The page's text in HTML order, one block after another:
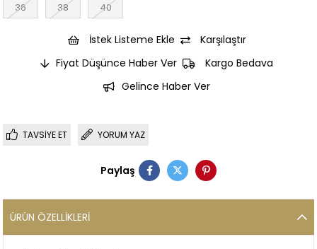
36 38 40
İstek Listeme Ekle
Karşılaştır
Fiyat Düşünce Haber Ver
Kargo Bedava
Gelince Haber Ver
TAVSIYE ET YORUM YAZ
Paylaş
ÜRÜN ÖZELLIKLERI